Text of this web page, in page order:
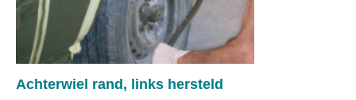
Achterwiel rand, links hersteld